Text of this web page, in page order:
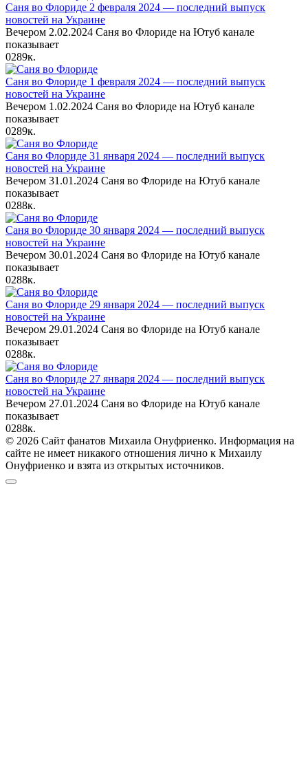
Саня во Флориде 2 февраля 2024 — последний выпуск
новостей на Украине
Вечером 2.02.2024 Саня во Флориде на Ютуб канале
показывает
0289к.
Саня во Флориде 1 февраля 2024 — последний выпуск
новостей на Украине
Вечером 1.02.2024 Саня во Флориде на Ютуб канале
показывает
0289к.
Саня во Флориде 31 января 2024 — последний выпуск
новостей на Украине
Вечером 31.01.2024 Саня во Флориде на Ютуб канале
показывает
0288к.
Саня во Флориде 30 января 2024 — последний выпуск
новостей на Украине
Вечером 30.01.2024 Саня во Флориде на Ютуб канале
показывает
0288к.
Саня во Флориде 29 января 2024 — последний выпуск
новостей на Украине
Вечером 29.01.2024 Саня во Флориде на Ютуб канале
показывает
0288к.
Саня во Флориде 27 января 2024 — последний выпуск
новостей на Украине
Вечером 27.01.2024 Саня во Флориде на Ютуб канале
показывает
0288к.
© 2026 Сайт фанатов Михаила Онуфриенко. Информация на
сайте не имеет никакого отношения лично к Михаилу
Онуфриенко и взята из открытых источников.